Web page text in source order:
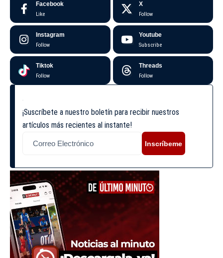
Facebook
Like
X
Follow
Instagram
Follow
Youtube
Subscribe
Tiktok
Follow
Threads
Follow
¡Suscríbete a nuestro boletín para recibir nuestros
artículos más recientes al instante!
Inscríbeme